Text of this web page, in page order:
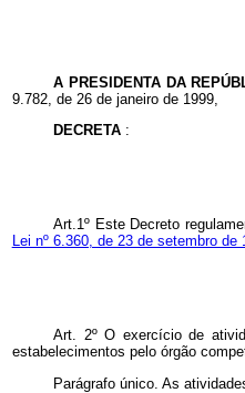
A PRESIDENTA DA
9.782, de 26 de janeiro de 1999,
DECRETA :
Art.1º Este Decreto
Lei nº 6.360, de 23 de setembro de
Art. 2º O exercício de
estabelecimentos pelo órgão
Parágrafo único. As